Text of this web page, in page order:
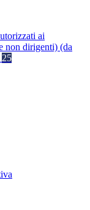
ai
non dirigenti) (da
25